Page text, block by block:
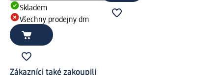
Skladem
Všechny prodejny dm
Zákazníci také zakoupili